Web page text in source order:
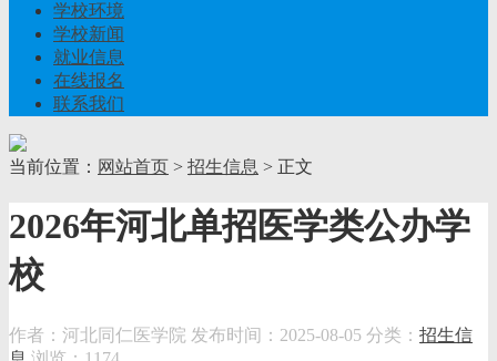
学校环境
学校新闻
就业信息
在线报名
联系我们
当前位置： 网站首页 > 招生信息 > 正文
2026年河北单招医学类公办学
校
作者：河北同仁医学院 发布时间：2025-08-05 分类： 招生信